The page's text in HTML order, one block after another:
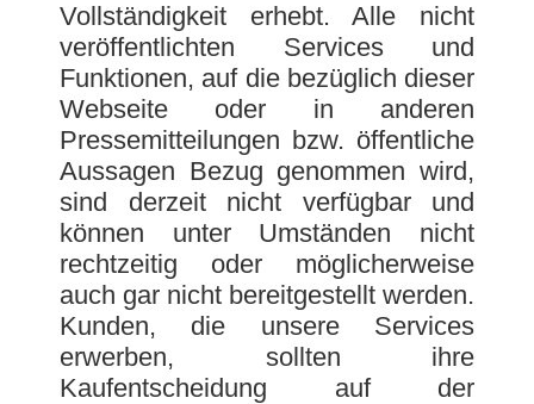
Vollständigkeit erhebt. Alle nicht
veröffentlichten Services und
Funktionen, auf die bezüglich dieser
Webseite oder in anderen
Pressemitteilungen bzw. öffentliche
Aussagen Bezug genommen wird,
sind derzeit nicht verfügbar und
können unter Umständen nicht
rechtzeitig oder möglicherweise
auch gar nicht bereitgestellt werden.
Kunden, die unsere Services
erwerben, sollten ihre
Kaufentscheidung auf der